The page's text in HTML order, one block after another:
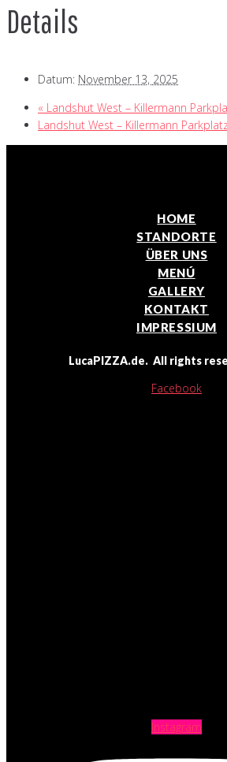
Details
Datum: November 13, 2025
« Landshut West – Killermann
Landshut West – Killermann
HOME
STANDORTE
ÜBER UNS
MENÚ
GALLERY
KONTAKT
IMPRESSIUM
LucaPIZZA.de. All rights
Facebook
Instagram